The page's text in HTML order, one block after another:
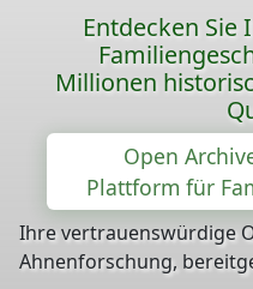
Entdecken Sie
Millionen
Open
Plattform für
Ihre vertrauenswürdige
Ahnenforschung,